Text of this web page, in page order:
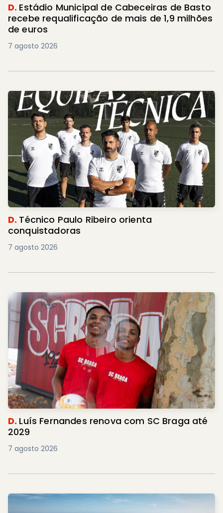
D. Estádio Municipal de Cabeceiras de Basto
recebe requalificação de mais de 1,9 milhões
de euros
7 agosto 2026
D. Técnico Paulo Ribeiro orienta
conquistadoras
7 agosto 2026
D. Luís Fernandes renova com SC Braga até
2029
7 agosto 2026